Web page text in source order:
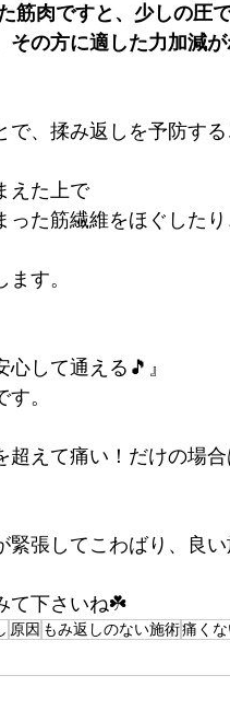
筋肉ですと、少しの圧
の方に適した力加減
、揉み返しを予防する
えた上で
った筋繊維をほぐした
す。
心して通える🎵』
。
超えて痛い！だけの場
張してこわばり、良
て下さいね☘️
原因 もみ返しのない施術痛く